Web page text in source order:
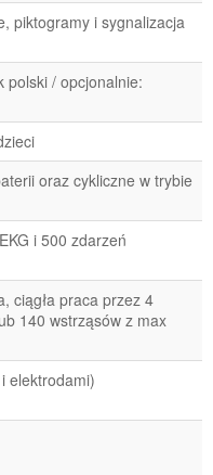
piktogramy i sygnalizacja
polski / opcjonalnie:
oraz cykliczne w trybie
i 500 zdarzeń
ciągła praca przez 4
140 wstrząsów z max
elektrodami)